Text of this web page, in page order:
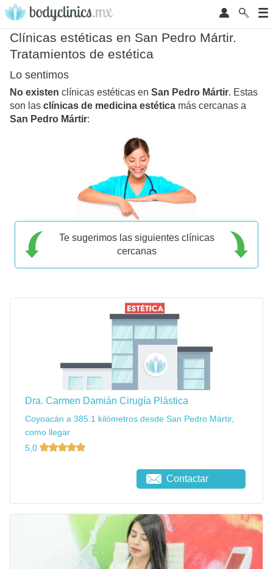
Clínicas estéticas en San Pedro Mártir.
Tratamientos de estética
Lo sentimos
No existen clínicas estéticas en San Pedro Mártir. Estas
son las clínicas de medicina estética más cercanas a
San Pedro Mártir:
Te sugerimos las siguientes clínicas
cercanas
Dra. Carmen Damián Cirugía Plástica
Coyoacán a 385.1 kilómetros desde San Pedro Mártir,
como llegar
5,0
Contactar